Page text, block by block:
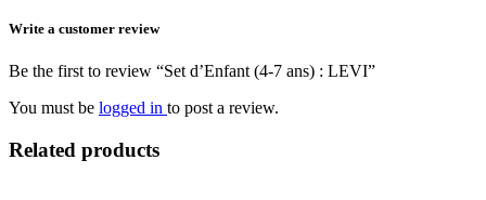
Write a customer review
Be the first to review “Set d’Enfant (4-7 ans) : LEVI”
You must be logged in to post a review.
Related products